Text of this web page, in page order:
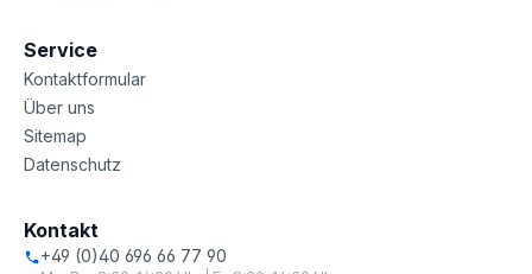
Service
Kontaktformular
Über uns
Sitemap
Datenschutz
Kontakt
+49 (0)40 696 66 77 90